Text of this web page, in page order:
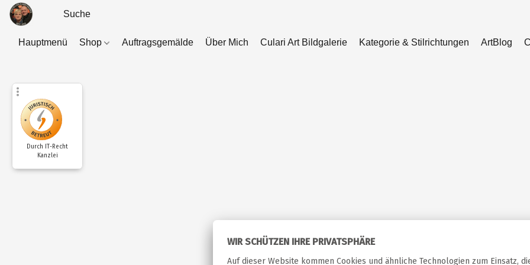
Hauptmenü Shop Auftragsgemälde Über Mich Culari Art Bildgalerie Kategorie & Stilrichtungen ArtBlog
Durch IT-Recht
Kanzlei